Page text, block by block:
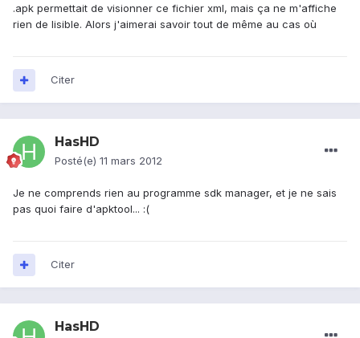
.apk permettait de visionner ce fichier xml, mais ça ne m'affiche
rien de lisible. Alors j'aimerai savoir tout de même au cas où
Citer
HasHD
Posté(e) 11 mars 2012
Je ne comprends rien au programme sdk manager, et je ne sais
pas quoi faire d'apktool... :(
Citer
HasHD